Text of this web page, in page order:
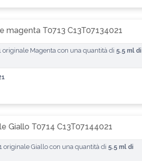
magenta T0713 C13T07134021
originale Magenta con una quantità di 5.5 ml di
Giallo T0714 C13T07144021
originale Giallo con una quantità di 5.5 ml di